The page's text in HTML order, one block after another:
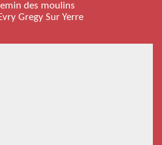
des moulins
Gregy Sur Yerre